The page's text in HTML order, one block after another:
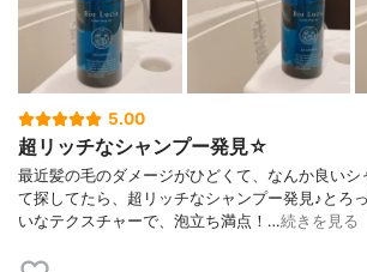
5.00
超リッチなシャンプー発見☆
最近髪の毛のダメージがひどくて、なんか良いシ
て探してたら、超リッチなシャンプー発見♪とろ
いなテクスチャーで、泡立ち満点！…続きを見る